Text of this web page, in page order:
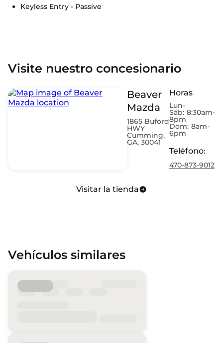
Keyless Entry - Passive
Visite nuestro concesionario
Beaver
Mazda
1865 Buford
HWY
Cumming,
GA, 30041
Horas
Lun-
Sáb: 8:30am-
8pm
Dom: 8am-
6pm
Teléfono:
470-873-9012
Visitar la tienda
Vehículos similares